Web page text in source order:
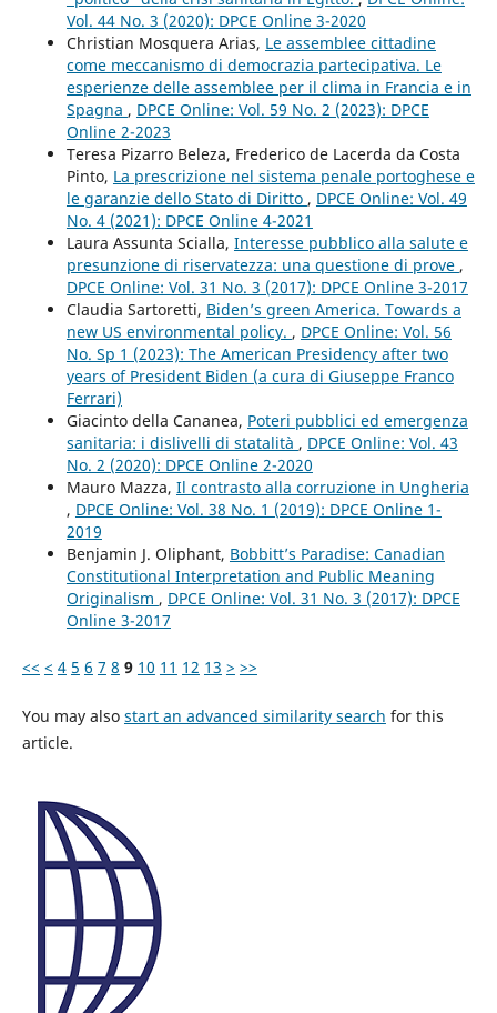
Vol. 44 No. 3 (2020): DPCE Online 3-2020
Christian Mosquera Arias, Le assemblee cittadine
come meccanismo di democrazia partecipativa. Le
esperienze delle assemblee per il clima in Francia e in
Spagna , DPCE Online: Vol. 59 No. 2 (2023): DPCE
Online 2-2023
Teresa Pizarro Beleza, Frederico de Lacerda da Costa
Pinto, La prescrizione nel sistema penale portoghese e
le garanzie dello Stato di Diritto , DPCE Online: Vol. 49
No. 4 (2021): DPCE Online 4-2021
Laura Assunta Scialla, Interesse pubblico alla salute e
presunzione di riservatezza: una questione di prove ,
DPCE Online: Vol. 31 No. 3 (2017): DPCE Online 3-2017
Claudia Sartoretti, Biden’s green America. Towards a
new US environmental policy. , DPCE Online: Vol. 56
No. Sp 1 (2023): The American Presidency after two
years of President Biden (a cura di Giuseppe Franco
Ferrari)
Giacinto della Cananea, Poteri pubblici ed emergenza
sanitaria: i dislivelli di statalità , DPCE Online: Vol. 43
No. 2 (2020): DPCE Online 2-2020
Mauro Mazza, Il contrasto alla corruzione in Ungheria
, DPCE Online: Vol. 38 No. 1 (2019): DPCE Online 1-
2019
Benjamin J. Oliphant, Bobbitt’s Paradise: Canadian
Constitutional Interpretation and Public Meaning
Originalism , DPCE Online: Vol. 31 No. 3 (2017): DPCE
Online 3-2017
<< < 4 5 6 7 8 9 10 11 12 13 > >>
You may also start an advanced similarity search for this
article.